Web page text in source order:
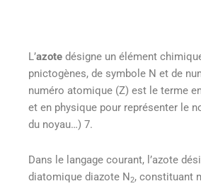
L’azote désigne un élément
pnictogènes, de symbole N et de
numéro atomique (Z) est le terme
et en physique pour représenter le
du noyau…) 7.
Dans le langage courant, l’azote
diatomique diazote N2, constituant